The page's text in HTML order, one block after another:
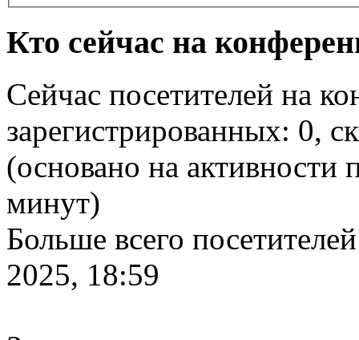
Кто сейчас на
Сейчас посетителей на
зарегистрированных: 0,
(основано на активности
минут)
Больше всего
2025, 18:59